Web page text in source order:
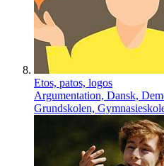
Etos, patos, logos
Argumentation, Dansk,
Grundskolen,